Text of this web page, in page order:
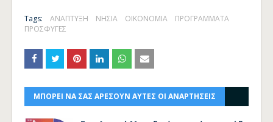
Tags: ΑΝΑΠΤΥΞΗ ΝΗΣΙΑ ΟΙΚΟΝΟΜΙΑ
ΠΡΟΓΡΑΜΜΑΤΑ
ΠΡΟΣΦΥΓΕΣ
ΜΠΟΡΕΙ ΝΑ ΣΑΣ ΑΡΕΣΟΥΝ ΑΥΤΕΣ ΟΙ ΑΝΑΡΤΗΣΕΙΣ